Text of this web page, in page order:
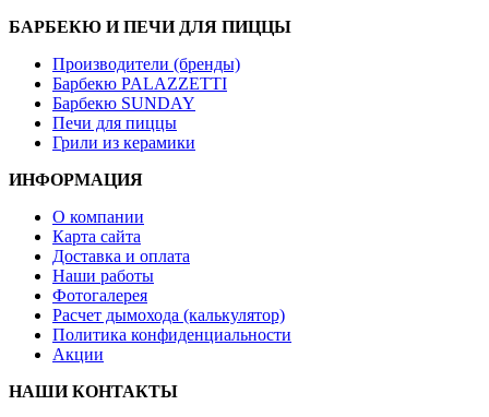
БАРБЕКЮ И ПЕЧИ ДЛЯ ПИЦЦЫ
Производители (бренды)
Барбекю PALAZZETTI
Барбекю SUNDAY
Печи для пиццы
Грили из керамики
ИНФОРМАЦИЯ
О компании
Карта сайта
Доставка и оплата
Наши работы
Фотогалерея
Расчет дымохода (калькулятор)
Политика конфиденциальности
Акции
НАШИ КОНТАКТЫ